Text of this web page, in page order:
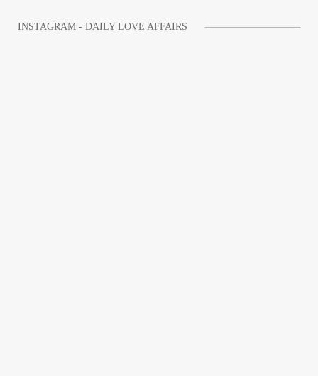
INSTAGRAM - DAILY LOVE AFFAIRS